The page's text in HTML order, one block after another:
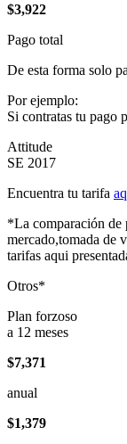
$3,922
Pago total
De esta forma solo
Por ejemplo:
Si contratas tu pago
Attitude
SE 2017
Encuentra tu tarifa
*La comparación de
mercado,tomada de
tarifas aqui
Otros*
Plan forzoso
a 12 meses
$7,371
anual
$1,379